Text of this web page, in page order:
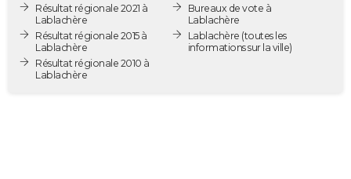
Destinations
City break
Voyage nature
Voyage de noces
Forum
PHOTO
GUIDES D'ACHAT
BONS PLANS
Résultat régionale 2021 à
Lablachère
Résultat régionale 2015 à
Lablachère
Résultat régionale 2010 à
Lablachère
Bureaux de vote à
Lablachère
Lablachère (toutes les
informations sur la ville)